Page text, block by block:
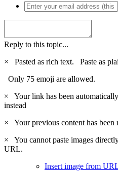
Reply to this topic...
×
Pasted as rich text. Paste as
Only 75 emoji are allowed.
×
Your link has been
instead
×
Your previous content has been
×
You cannot paste images
URL.
Insert image from